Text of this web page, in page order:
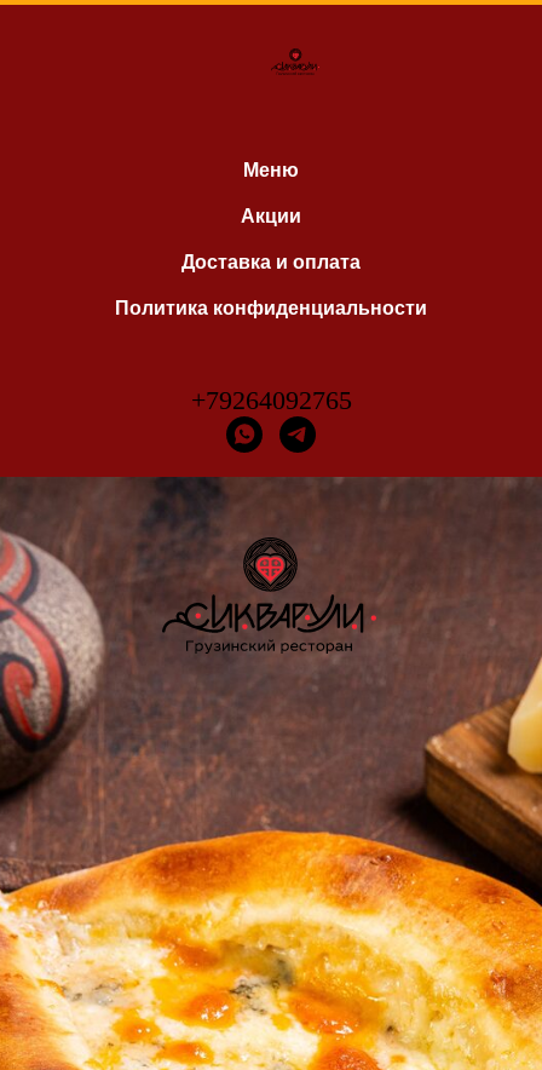
Меню
Акции
Доставка и оплата
Политика конфиденциальности
+79264092765